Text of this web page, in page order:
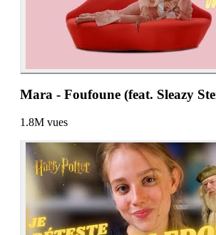
Mara - Foufoune (feat. Sleazy
1.8M vues